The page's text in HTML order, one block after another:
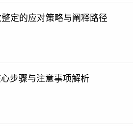
定的应对策略与阐释路径
步骤与注意事项解析